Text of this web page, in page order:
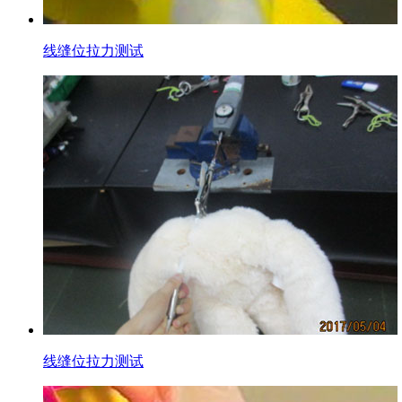
线缝位拉力测试
线缝位拉力测试